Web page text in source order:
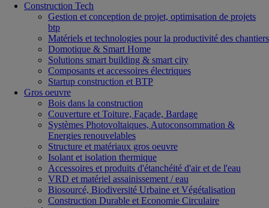
Construction Tech
Gestion et conception de projet, optimisation de projets
btp
Matériels et technologies pour la productivité des chantiers
Domotique & Smart Home
Solutions smart building & smart city
Composants et accessoires électriques
Startup construction et BTP
Gros oeuvre
Bois dans la construction
Couverture et Toiture, Façade, Bardage
Systèmes Photovoltaiques, Autoconsommation &
Energies renouvelables
Structure et matériaux gros oeuvre
Isolant et isolation thermique
Accessoires et produits d'étanchéité d'air et de l'eau
VRD et matériel assainissement / eau
Biosourcé, Biodiversité Urbaine et Végétalisation
Construction Durable et Economie Circulaire